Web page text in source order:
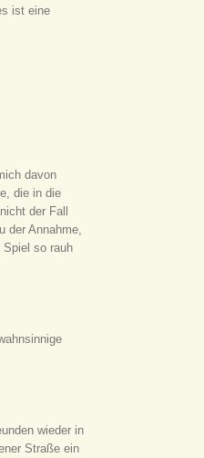
ist eine
davon
die in die
der Fall
der Annahme,
so rauh
wieder in
Straße ein